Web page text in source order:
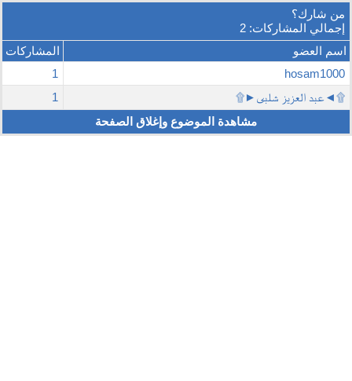
من شارك؟
إجمالي المشاركات: 2
اسم العضو
المشاركات
hosam1000
1
۩◄عبد العزيز شلبى►۩
1
مشاهدة الموضوع وإغلاق الصفحة